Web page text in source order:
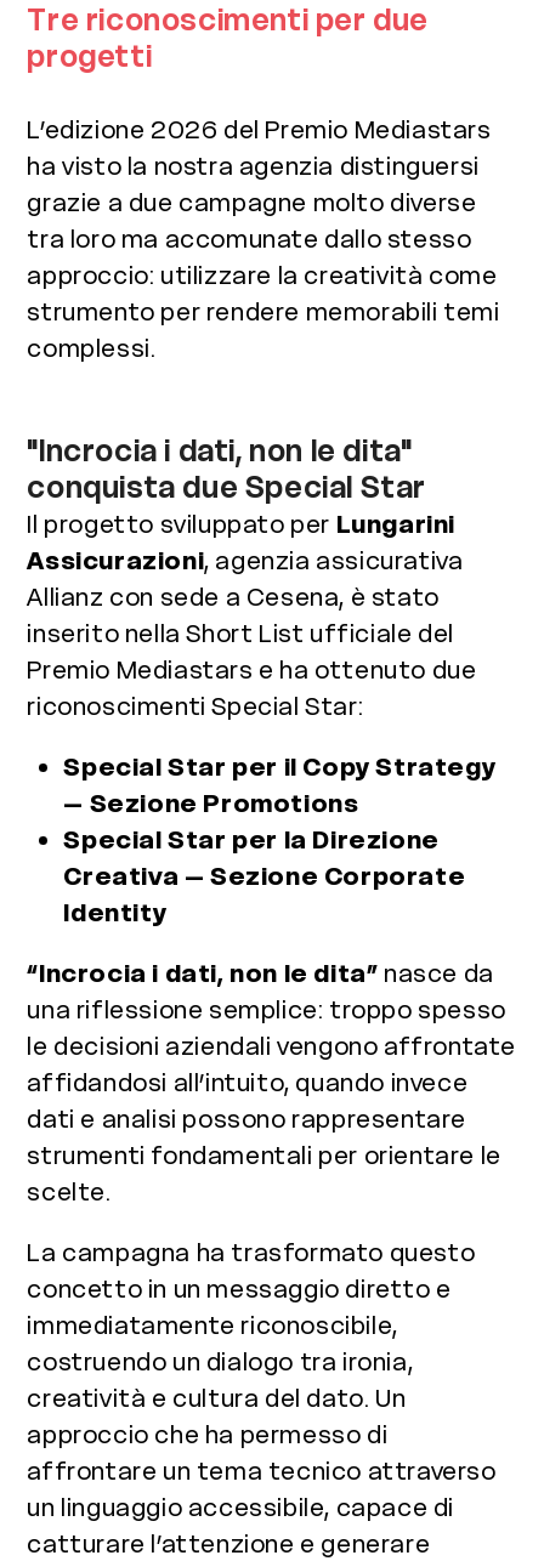
Tre riconoscimenti per due
progetti
L’edizione 2026 del Premio Mediastars
ha visto la nostra agenzia distinguersi
grazie a due campagne molto diverse
tra loro ma accomunate dallo stesso
approccio: utilizzare la creatività come
strumento per rendere memorabili temi
complessi.
"Incrocia i dati, non le dita"
conquista due Special Star
Il progetto sviluppato per Lungarini
Assicurazioni, agenzia assicurativa
Allianz con sede a Cesena, è stato
inserito nella Short List ufficiale del
Premio Mediastars e ha ottenuto due
riconoscimenti Special Star:
Special Star per il Copy Strategy
– Sezione Promotions
Special Star per la Direzione
Creativa – Sezione Corporate
Identity
“Incrocia i dati, non le dita” nasce da
una riflessione semplice: troppo spesso
le decisioni aziendali vengono affrontate
affidandosi all’intuito, quando invece
dati e analisi possono rappresentare
strumenti fondamentali per orientare le
scelte.
La campagna ha trasformato questo
concetto in un messaggio diretto e
immediatamente riconoscibile,
costruendo un dialogo tra ironia,
creatività e cultura del dato. Un
approccio che ha permesso di
affrontare un tema tecnico attraverso
un linguaggio accessibile, capace di
catturare l’attenzione e generare